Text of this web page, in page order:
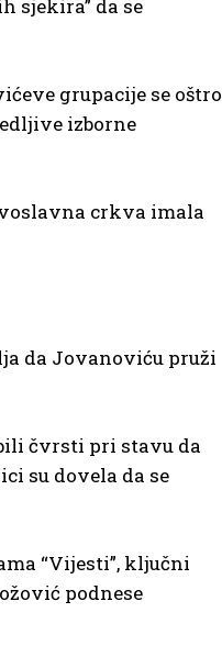
sjekira” da se
grupacije se oštro
izborne
crkva imala
da Jovanoviću pruži
čvrsti pri stavu da
su dovela da se
“Vijesti”, ključni
podnese